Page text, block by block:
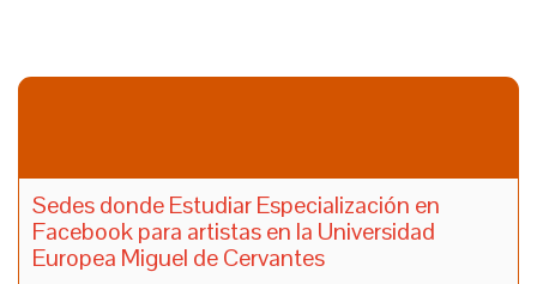
Sedes donde Estudiar Especialización en
Facebook para artistas en la Universidad
Europea Miguel de Cervantes